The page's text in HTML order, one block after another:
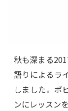
秋も深まる
語りによるラ
しました。ポ
ンにレッスン